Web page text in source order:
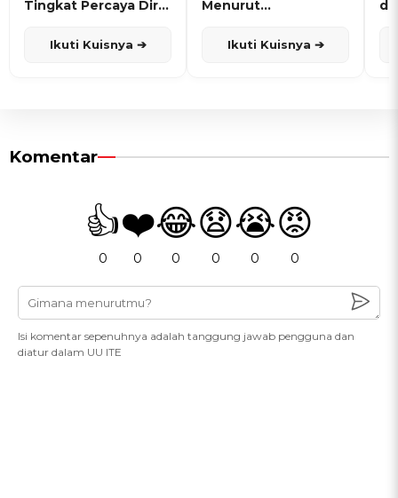
Tingkat Percaya Diri
Ikuti Kuisnya ➔
Menurut
Ikuti Kuisnya ➔
Komentar
👍
0
❤️
0
😂
0
😧
0
😭
0
😡
0
Isi komentar sepenuhnya adalah tanggung jawab pengguna dan
diatur dalam UU ITE